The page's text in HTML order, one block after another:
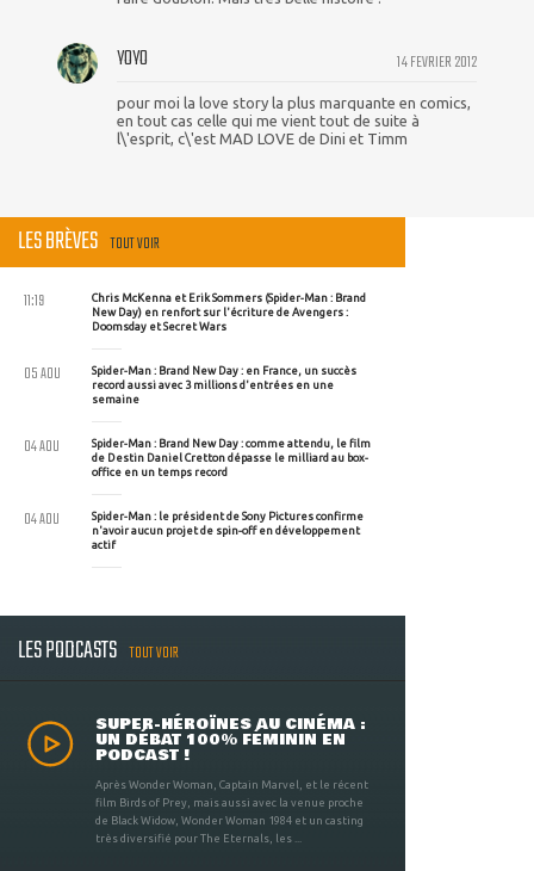
14 FEVRIER 2012
YOYO
pour moi la love story la plus marquante en comics,
en tout cas celle qui me vient tout de suite à
l\'esprit, c\'est MAD LOVE de Dini et Timm
LES BRÈVES TOUT VOIR
Chris McKenna et Erik Sommers (Spider-Man : Brand
New Day) en renfort sur l'écriture de Avengers :
Doomsday et Secret Wars
11:19
Spider-Man : Brand New Day : en France, un succès
record aussi avec 3 millions d'entrées en une
semaine
05 AOU
Spider-Man : Brand New Day : comme attendu, le film
de Destin Daniel Cretton dépasse le milliard au box-
office en un temps record
04 AOU
Spider-Man : le président de Sony Pictures confirme
n'avoir aucun projet de spin-off en développement
actif
04 AOU
LES PODCASTS TOUT VOIR
SUPER-HÉROÏNES AU CINÉMA :
UN DÉBAT 100% FÉMININ EN
PODCAST !
Après Wonder Woman, Captain Marvel, et le récent
film Birds of Prey, mais aussi avec la venue proche
de Black Widow, Wonder Woman 1984 et un casting
très diversifié pour The Eternals, les ...